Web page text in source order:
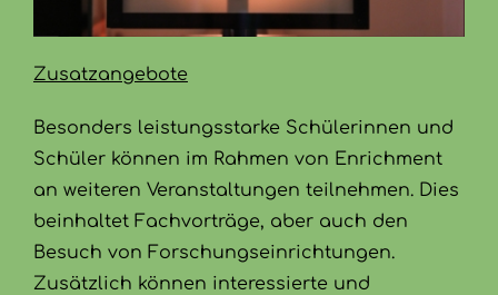
Zusatzangebote
Besonders leistungsstarke Schülerinnen und
Schüler können im Rahmen von Enrichment
an weiteren Veranstaltungen teilnehmen. Dies
beinhaltet Fachvorträge, aber auch den
Besuch von Forschungseinrichtungen.
Zusätzlich können interessierte und